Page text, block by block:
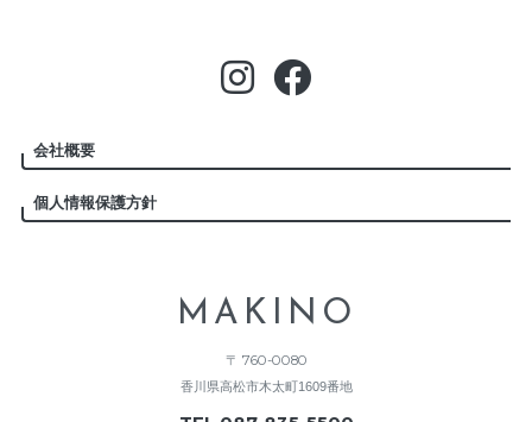
MAKINO
〒 760-0080
香川県高松市木太町1609番地
会社概要
個人情報保護方針